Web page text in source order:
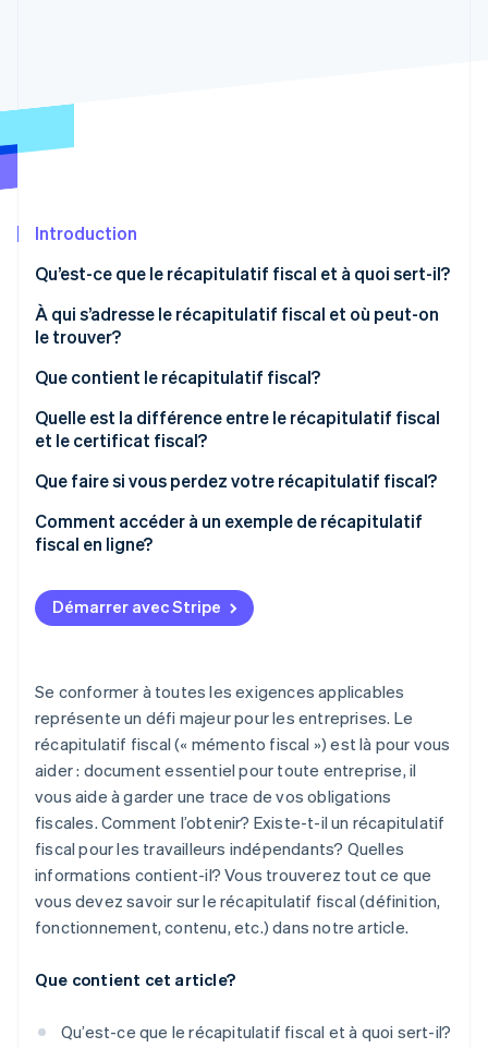
Vérification de l'identité
Stripe Sessions 2026
l’IA.
Regarder
Introduction
Qu’est-ce que le récapitulatif fiscal et à quoi sert-il?
À qui s’adresse le récapitulatif fiscal et où peut-on
le trouver?
Que contient le récapitulatif fiscal?
Quelle est la différence entre le récapitulatif fiscal
et le certificat fiscal?
Que faire si vous perdez votre récapitulatif fiscal?
Comment accéder à un exemple de récapitulatif
fiscal en ligne?
Démarrer avec Stripe
Se conformer à toutes les exigences applicables
représente un défi majeur pour les entreprises. Le
récapitulatif fiscal (« mémento fiscal ») est là pour vous
aider : document essentiel pour toute entreprise, il
vous aide à garder une trace de vos obligations
fiscales. Comment l’obtenir? Existe-t-il un récapitulatif
fiscal pour les travailleurs indépendants? Quelles
informations contient-il? Vous trouverez tout ce que
vous devez savoir sur le récapitulatif fiscal (définition,
fonctionnement, contenu, etc.) dans notre article.
Que contient cet article?
Qu’est-ce que le récapitulatif fiscal et à quoi sert-il?